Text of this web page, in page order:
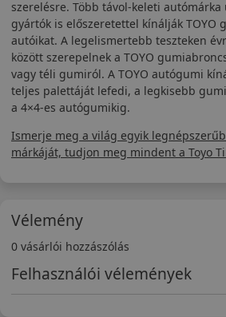
szerelésre. Több távol-keleti
gyártók is előszeretettel kínálják TOYO
autóikat. A legelismertebb teszteken
között szerepelnek a TOYO
vagy téli gumiról. A TOYO autógumi
teljes palettáját lefedi, a legkisebb
a 4×4-es autógumikig.
Ismerje meg a világ egyik
márkáját, tudjon meg mindent a Toyo
Vélemény
0 vásárlói hozzászólás
Felhasználói vélemények